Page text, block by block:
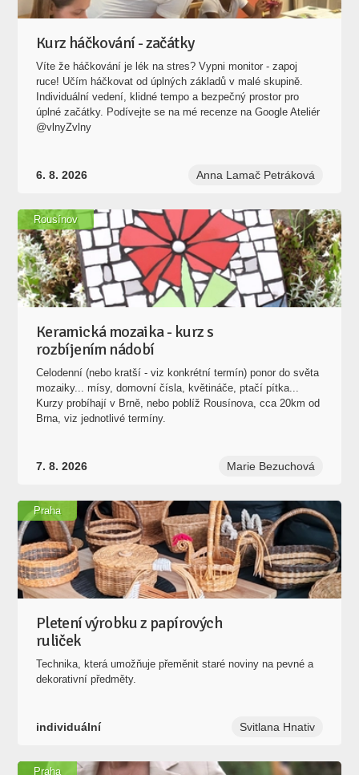
Kurz háčkování - začátky
Víte že háčkování je lék na stres? Vypni monitor - zapoj
ruce! Učím háčkovat od úplných základů v malé skupině.
Individuální vedení, klidné tempo a bezpečný prostor pro
úplné začátky. Podívejte se na mé recenze na Google Ateliér
@vlnyZvlny
6. 8. 2026 Anna Lamač Petráková
Keramická mozaika - kurz s
rozbíjením nádobí
Celodenní (nebo kratší - viz konkrétní termín) ponor do světa
mozaiky... mísy, domovní čísla, květináče, ptačí pítka...
Kurzy probíhají v Brně, nebo poblíž Rousínova, cca 20km od
Brna, viz jednotlivé termíny.
7. 8. 2026 Marie Bezuchová
Rousínov
Pletení výrobku z papírových
ruliček
Technika, která umožňuje přeměnit staré noviny na pevné a
dekorativní předměty.
individuální Svitlana Hnativ
Praha
Praha